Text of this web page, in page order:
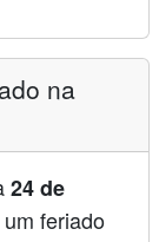
na
24 de
um feriado